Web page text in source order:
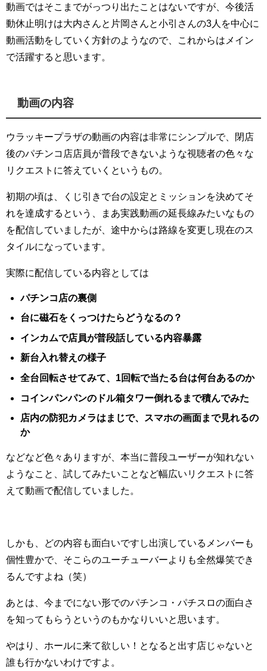
動画ではそこまでがっつり出たことはないですが、今後活
動休止明けは大内さんと片岡さんと小引さんの3人を中心に
動画活動をしていく方針のようなので、これからはメイン
で活躍すると思います。
動画の内容
ウラッキープラザの動画の内容は非常にシンプルで、閉店
後のパチンコ店店員が普段できないような視聴者の色々な
リクエストに答えていくというもの。
初期の頃は、くじ引きで台の設定とミッションを決めてそ
れを達成するという、まあ実践動画の延長線みたいなもの
を配信していましたが、途中からは路線を変更し現在のス
タイルになっています。
実際に配信している内容としては
パチンコ店の裏側
台に磁石をくっつけたらどうなるの？
インカムで店員が普段話している内容暴露
新台入れ替えの様子
全台回転させてみて、1回転で当たる台は何台あるのか
コインパンパンのドル箱タワー倒れるまで積んでみた
店内の防犯カメラはまじで、スマホの画面まで見れるの
か
などなど色々ありますが、本当に普段ユーザーが知れない
ようなこと、試してみたいことなど幅広いリクエストに答
えて動画で配信していました。
しかも、どの内容も面白いですし出演しているメンバーも
個性豊かで、そこらのユーチューバーよりも全然爆笑でき
るんですよね（笑）
あとは、今までにない形でのパチンコ・パチスロの面白さ
を知ってもらうというのもかなりいいと思います。
やはり、ホールに来て欲しい！となると出す店じゃないと
誰も行かないわけですよ。